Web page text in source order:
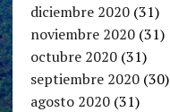
diciembre 2020(31)
noviembre 2020(31)
octubre 2020(31)
septiembre 2020(30)
agosto 2020(31)